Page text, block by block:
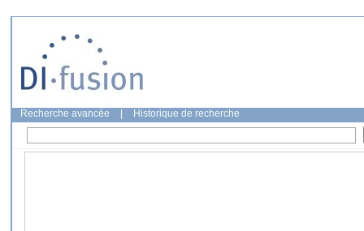
Recherche avancée Historique de recherche